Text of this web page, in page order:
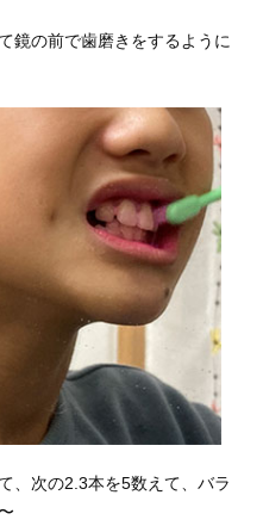
鏡の前で歯磨きをするように
、次の2.3本を5数えて、バラ